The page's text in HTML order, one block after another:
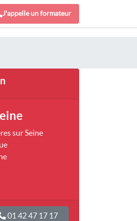
J'appelle un formateur
sur Seine
01 42 47 17 17